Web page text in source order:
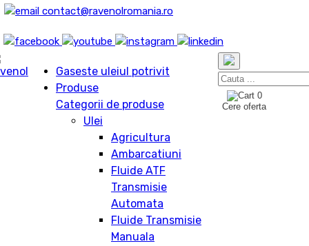
contact@ravenolromania.ro
Gaseste uleiul potrivit
Produse
Categorii de produse
Ulei
Agricultura
Ambarcatiuni
Fluide ATF
Transmisie
Automata
Fluide Transmisie
Manuala
0
Cere oferta